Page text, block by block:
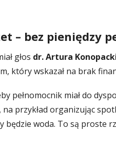
– bez pieniędzy
głos dr. Artura
który wskazał na brak
pełnomocnik miał do
przykład organizując
będzie woda. To są proste